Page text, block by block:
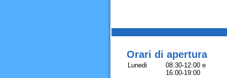
Orari di apertura
Lunedi
08:30-12:00 e
16:00-19:00